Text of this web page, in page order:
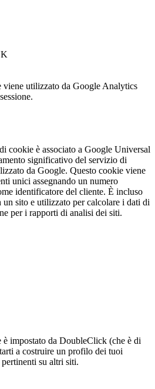
viene utilizzato da Google Analytics
cookie è associato a Google Universal
significativo del servizio di
da Google. Questo cookie viene
unici assegnando un numero
identificatore del cliente. È incluso
sito e utilizzato per calcolare i dati di
per i rapporti di analisi dei siti.
è impostato da DoubleClick (che è di
a costruire un profilo dei tuoi
su altri siti.